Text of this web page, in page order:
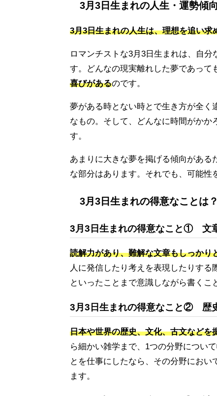
3月3日生まれの人生・運勢傾
3月3日生まれの人生は、理想を追い求
ロマンチストな3月3日生まれは、自
す。どんなの現実離れした夢であって
喜びがあるのです。
夢がある時とない時とで生き方が全く
なもの。そして、どんなに時間がかか
す。
あまりに大きな夢を掲げる傾向がある
な部分はあります。それでも、可能性
3月3日生まれの得意なことは？
3月3日生まれの得意なこと① 文
読解力があり、難解な文章もしっかり
人に発信したり考えを表現したりす
といったことまで意識しながら書くこ
3月3日生まれの得意なこと② 歴
日本や世界の歴史、文化、古文などを
ら細かい雑学まで、1つの分野につい
とを仕事にしたなら、その分野にお
ます。